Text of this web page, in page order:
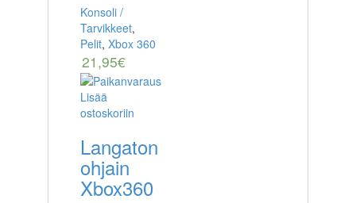
Konsoli /
Tarvikkeet,
Pelit, Xbox 360
21,95€
Lisää
ostoskoriin
Langaton
ohjain
Xbox360